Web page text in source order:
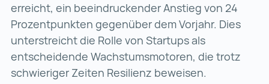
erreicht, ein beeindruckender Anstieg von 24
Prozentpunkten gegenüber dem Vorjahr. Dies
unterstreicht die Rolle von Startups als
entscheidende Wachstumsmotoren, die trotz
schwieriger Zeiten Resilienz beweisen.